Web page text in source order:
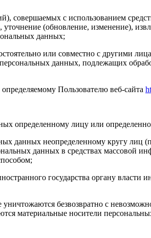
совершаемых с использованием
(обновление, изменение),
данных;
или совместно с другими
данных, подлежащих
Пользователю веб-сайта
определенному лицу или
данных неопределенному кругу лиц
данных в средствах массовой
государства органу власти
безвозвратно с
материальные носители